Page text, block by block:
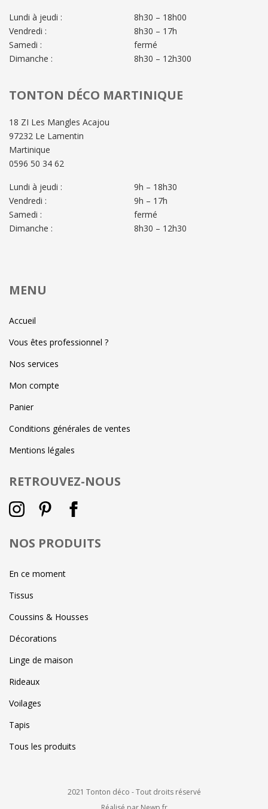
Lundi à jeudi :
Vendredi :
Samedi :
Dimanche :
8h30 – 18h00
8h30 – 17h
fermé
8h30 – 12h300
TONTON DÉCO MARTINIQUE
18 ZI Les Mangles Acajou
97232 Le Lamentin
Martinique
0596 50 34 62
Lundi à jeudi :
Vendredi :
Samedi :
Dimanche :
9h – 18h30
9h – 17h
fermé
8h30 – 12h30
MENU
Accueil
Vous êtes professionnel ?
Nos services
Mon compte
Panier
Conditions générales de ventes
Mentions légales
RETROUVEZ-NOUS
NOS PRODUITS
En ce moment
Tissus
Coussins & Housses
Décorations
Linge de maison
Rideaux
Voilages
Tapis
Tous les produits
2021 Tonton déco - Tout droits réservé